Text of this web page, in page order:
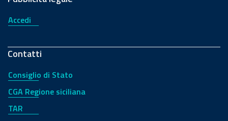
Accedi
Contatti
Consiglio di Stato
CGA Regione siciliana
TAR